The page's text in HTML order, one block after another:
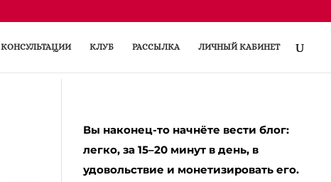
КОНСУЛЬТАЦИИ КЛУБ РАССЫЛКА ЛИЧНЫЙ КАБИНЕТ
Вы наконец-то начнёте вести блог:
легко, за 15–20 минут в день, в
удовольствие и монетизировать его.